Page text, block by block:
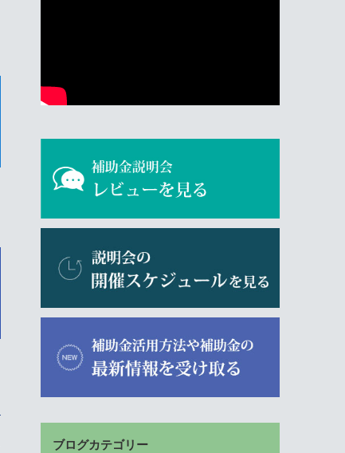
ブログカテゴリー